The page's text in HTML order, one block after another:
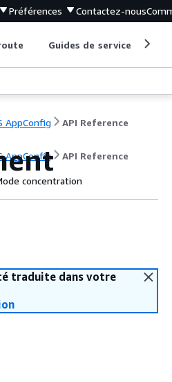
Préférences Contactez-nous
Guides de service
AppConfig API Reference
AppConfig API Reference
concentration
traduite dans votre